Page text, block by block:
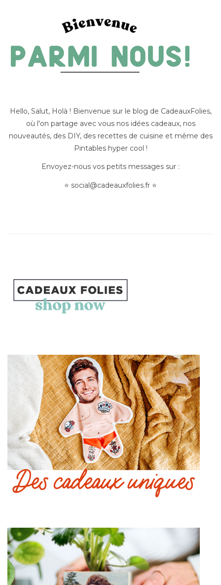
Hello, Salut, Holà ! Bienvenue sur le blog de CadeauxFolies,
où l'on partage avec vous nos idées cadeaux, nos
nouveautés, des DIY, des recettes de cuisine et même des
Pintables hyper cool !
Envoyez-nous vos petits messages sur :
⭐ social@cadeauxfolies.fr ⭐